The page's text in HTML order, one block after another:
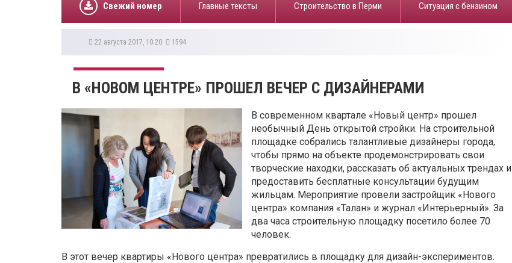
Свежий номер Главные тексты Строительство в Перми ​Ситуация с бензином
22 августа 2017, 10:20 1594
В «НОВОМ ЦЕНТРЕ» ПРОШЕЛ ВЕЧЕР С ДИЗАЙНЕРАМИ
В современном квартале «Новый центр» прошел
необычный День открытой стройки. На строительной
площадке собрались талантливые дизайнеры города,
чтобы прямо на объекте продемонстрировать свои
творческие находки, рассказать об актуальных трендах и
предоставить бесплатные консультации будущим
жильцам. Мероприятие провели застройщик «Нового
центра» компания «Талан» и журнал «Интерьерный». За
два часа строительную площадку посетило более 70
человек.
В этот вечер квартиры «Нового центра» превратились в площадку для дизайн-экспериментов.